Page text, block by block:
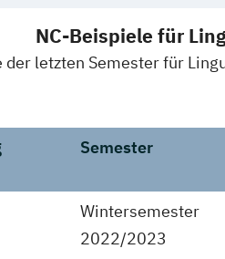
NC-Beispiele für
letzten Semester für
Semester
Wintersemester
2022/2023